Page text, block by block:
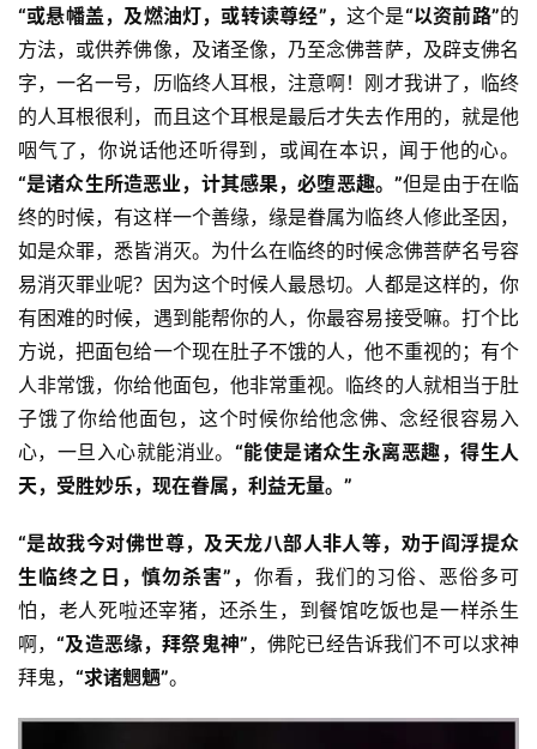
八
点
僧
音
高
僧
访
谈
心
乐
菩
提
题
公
益
慈
善
“或悬幡盖，及燃油灯，或转读尊经”， 这个是“以资前路”的
方法，或供养佛像，及诸圣像，乃至念佛菩萨，及辟支佛名
字，一名一号，历临终人耳根，注意啊！刚才我讲了，临终
的人耳根很利，而且这个耳根是最后才失去作用的，就是他
咽气了，你说话他还听得到，或闻在本识，闻于他的心。
“是诸众生所造恶业，计其感果，必堕恶趣。”但是由于在临
终的时候，有这样一个善缘，缘是眷属为临终人修此圣因，
如是众罪，悉皆消灭。为什么在临终的时候念佛菩萨名号容
易消灭罪业呢？因为这个时候人最恳切。人都是这样的，你
有困难的时候，遇到能帮你的人，你最容易接受嘛。打个比
方说，把面包给一个现在肚子不饿的人，他不重视的；有个
人非常饿，你给他面包，他非常重视。临终的人就相当于肚
子饿了你给他面包，这个时候你给他念佛、念经很容易入
心，一旦入心就能消业。 “能使是诸众生永离恶趣，得生人
天，受胜妙乐，现在眷属，利益无量。”
“是故我今对佛世尊，及天龙八部人非人等，劝于阎浮提众
生临终之日，慎勿杀害” ， 你看，我们的习俗、恶俗多可
怕，老人死啦还宰猪，还杀生，到餐馆吃饭也是一样杀生
啊，“及造恶缘，拜祭鬼神”，佛陀已经告诉我们不可以求神
拜鬼， “求诸魍魉”。